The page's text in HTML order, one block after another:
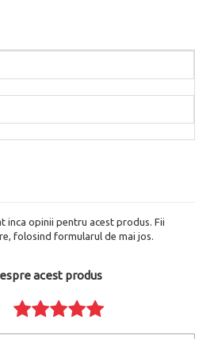
inca opinii pentru acest produs. Fii
folosind formularul de mai jos.
acest produs